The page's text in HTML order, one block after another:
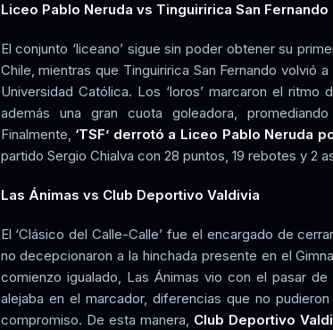
Liceo Pablo Neruda vs Tinguiririca San Fernando
El conjunto ‘liceano’ sigue sin poder obtener su
Chile, mientras que Tinguiririca San Fernando volvió
Universidad Católica. Los ‘loros’ marcaron el ritmo
además una gran cuota goleadora,
Finalmente, ‘TSF’ derrotó a Liceo Pablo Neruda
partido Sergio Chialva con 28 puntos, 19 rebotes y 2
Las Ánimas vs Club Deportivo Valdivia
El ‘Clásico del Calle-Calle’ fue el encargado de
no decepcionaron a la hinchada presente en el
comienzo igualado, Las Ánimas vio con el pasar de
alejaba en el marcador, diferencias que no
compromiso. De esta manera, Club Deportivo